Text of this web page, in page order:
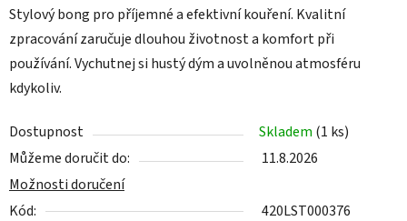
Stylový bong pro příjemné a efektivní kouření. Kvalitní
zpracování zaručuje dlouhou životnost a komfort při
používání. Vychutnej si hustý dým a uvolněnou atmosféru
kdykoliv.
Dostupnost Skladem (1 ks)
Můžeme doručit do:
11.8.2026
Možnosti doručení
Kód:
420LST000376